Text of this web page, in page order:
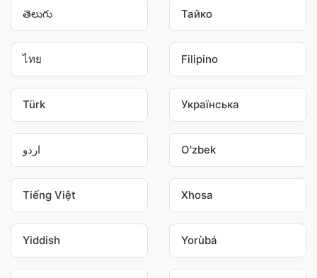
తెలుగు Тайко
ไทย Filipino
Türk Українська
اردو O'zbek
Tiếng Việt Xhosa
Yiddish Yorùbá